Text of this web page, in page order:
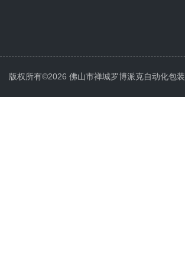
版权所有©2026 佛山市禅城罗博派克自动化